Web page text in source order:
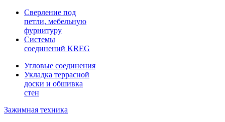
Сверление под
петли, мебельную
фурнитуру
Системы
соединений KREG
Угловые соединения
Укладка террасной
доски и обшивка
стен
Зажимная техника